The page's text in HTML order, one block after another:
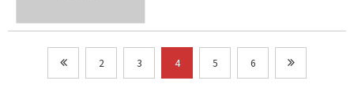
2 3 4 5 6